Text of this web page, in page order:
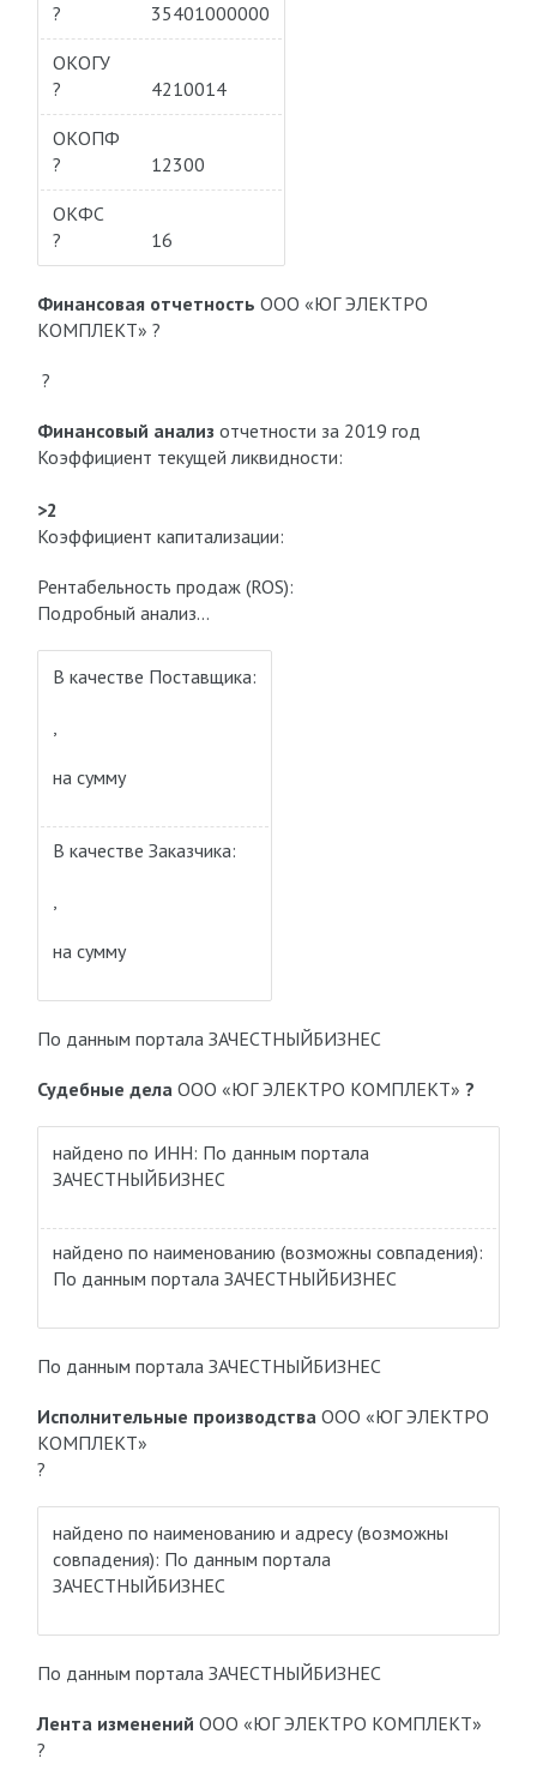
?
35401000000
ОКОГУ
?
4210014
ОКОПФ
?
12300
ОКФС
?
16
Финансовая отчетность ООО «ЮГ ЭЛЕКТРО
КОМПЛЕКТ» ?
?
Финансовый анализ отчетности за 2019 год
Коэффициент текущей ликвидности:
>2
Коэффициент капитализации:
Рентабельность продаж (ROS):
Подробный анализ…
В качестве Поставщика:
,
на сумму
В качестве Заказчика:
,
на сумму
По данным портала ЗАЧЕСТНЫЙБИЗНЕС
Судебные делаООО «ЮГ ЭЛЕКТРО КОМПЛЕКТ» ?
найдено по ИНН: По данным портала
ЗАЧЕСТНЫЙБИЗНЕС
найдено по наименованию (возможны совпадения):
По данным портала ЗАЧЕСТНЫЙБИЗНЕС
По данным портала ЗАЧЕСТНЫЙБИЗНЕС
Исполнительные производстваООО «ЮГ ЭЛЕКТРО
КОМПЛЕКТ»
?
найдено по наименованию и адресу(возможны
совпадения): По данным портала
ЗАЧЕСТНЫЙБИЗНЕС
По данным портала ЗАЧЕСТНЫЙБИЗНЕС
Лента изменений ООО «ЮГ ЭЛЕКТРО КОМПЛЕКТ»
?